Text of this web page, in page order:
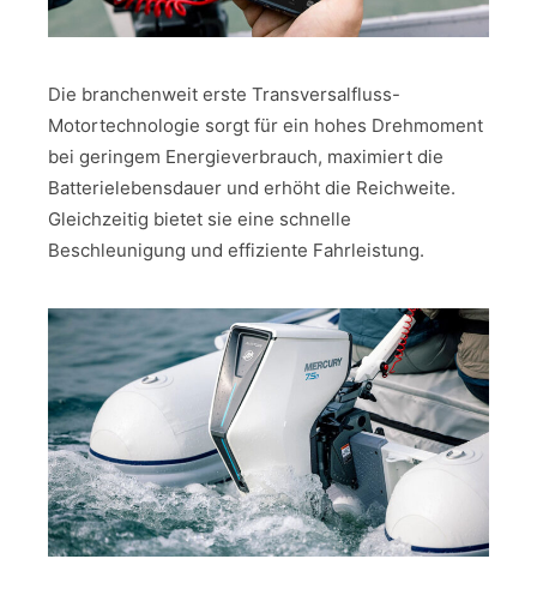
Die branchenweit erste Transversalfluss-
Motortechnologie sorgt für ein hohes Drehmoment
bei geringem Energieverbrauch, maximiert die
Batterielebensdauer und erhöht die Reichweite.
Gleichzeitig bietet sie eine schnelle
Beschleunigung und effiziente Fahrleistung.